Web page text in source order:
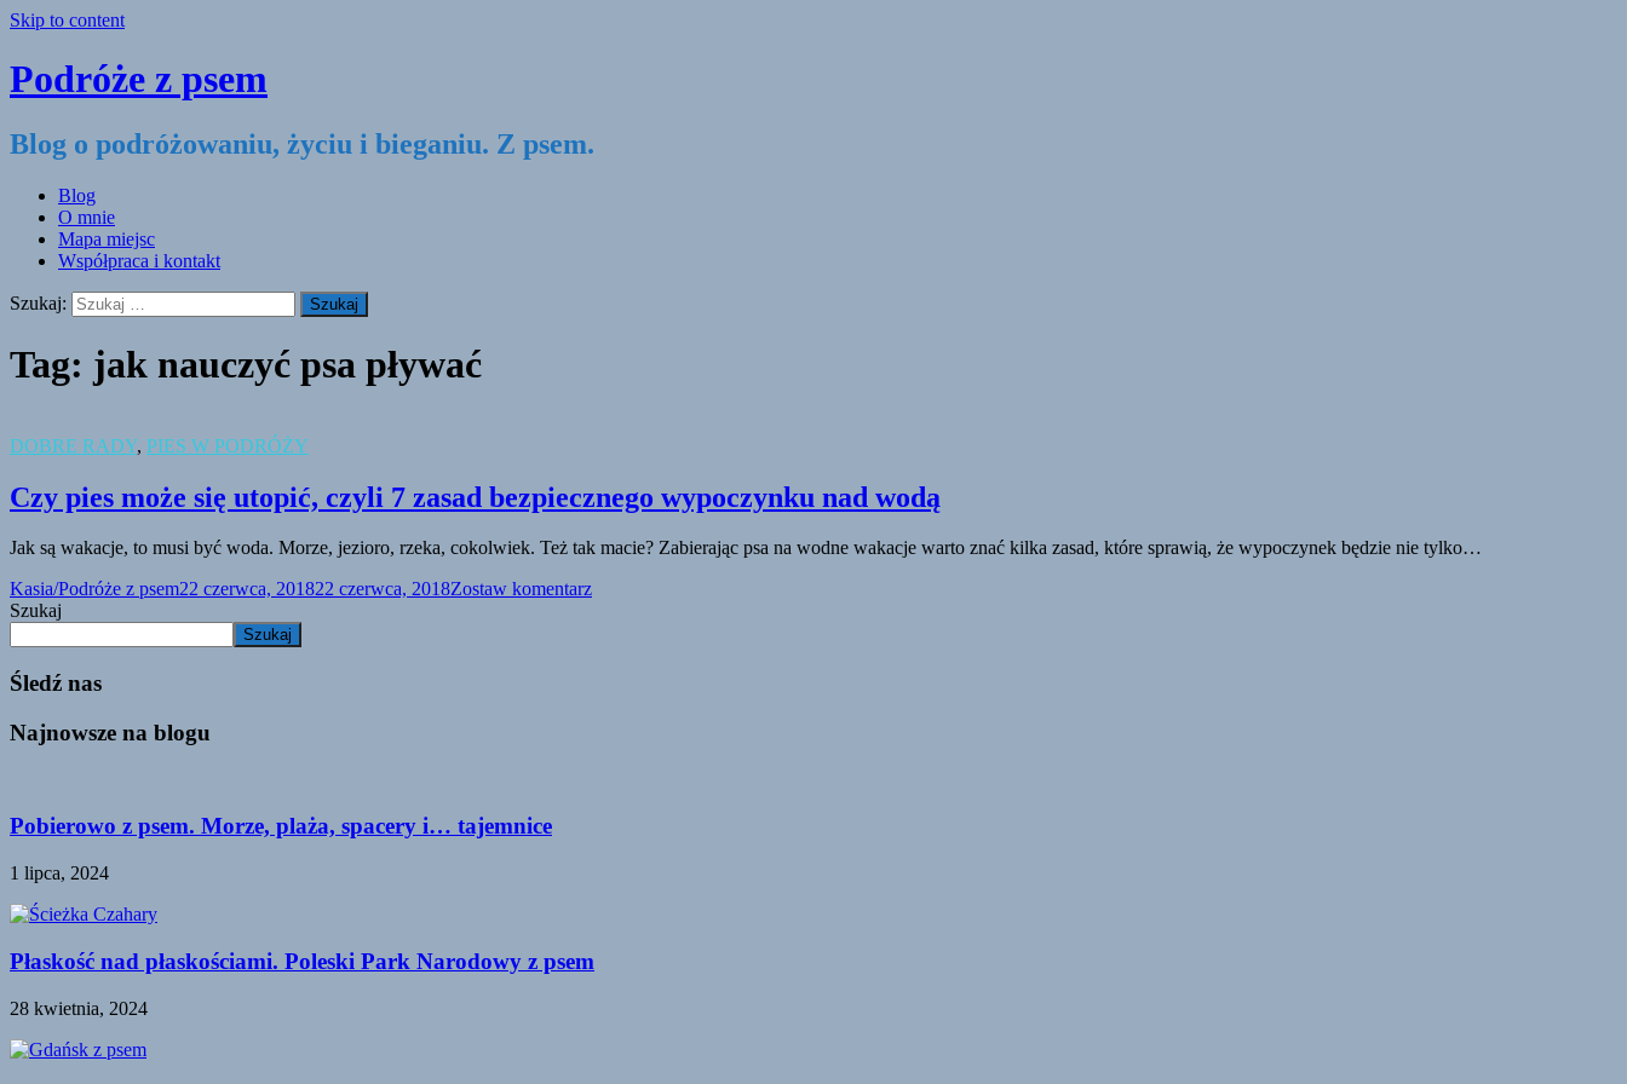
Skip to content
Podróże z psem
Blog o podróżowaniu, życiu i bieganiu. Z psem.
Blog
O mnie
Mapa miejsc
Współpraca i kontakt
Szukaj:
Tag: jak nauczyć psa pływać
DOBRE RADY, PIES W PODRÓŻY
Czy pies może się utopić, czyli 7 zasad bezpiecznego wypoczynku nad wodą
Jak są wakacje, to musi być woda. Morze, jezioro, rzeka, cokolwiek. Też tak macie? Zabierając psa na wodne wakacje warto znać kilka zasad, które sprawią, że wypoczynek będzie nie tylko…
Kasia/Podróże z psem22 czerwca, 201822 czerwca, 2018Zostaw komentarz
Szukaj
Szukaj
Śledź nas
Najnowsze na blogu
Pobierowo z psem. Morze, plaża, spacery i… tajemnice
1 lipca, 2024
Płaskość nad płaskościami. Poleski Park Narodowy z psem
28 kwietnia, 2024